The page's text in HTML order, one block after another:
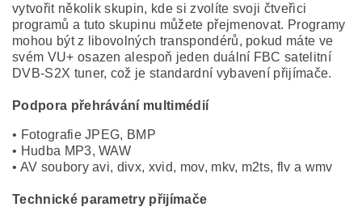
vytvořit několik skupin, kde si zvolíte svoji čtveřici
programů a tuto skupinu můžete přejmenovat. Programy
mohou být z libovolných transpondérů, pokud máte ve
svém VU+ osazen alespoň jeden duální FBC satelitní
DVB-S2X tuner, což je standardní vybavení přijímače.
Podpora přehrávání multimédií
• Fotografie JPEG, BMP
• Hudba MP3, WAW
• AV soubory avi, divx, xvid, mov, mkv, m2ts, flv a wmv
Technické parametry přijímače